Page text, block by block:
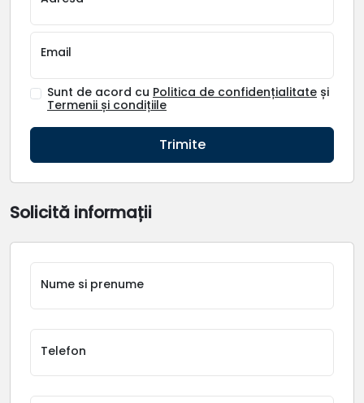
Email
Sunt de acord cu Politica de confidențialitate și
Termenii și condițiile
Trimite
Solicită informații
Nume si prenume
Telefon